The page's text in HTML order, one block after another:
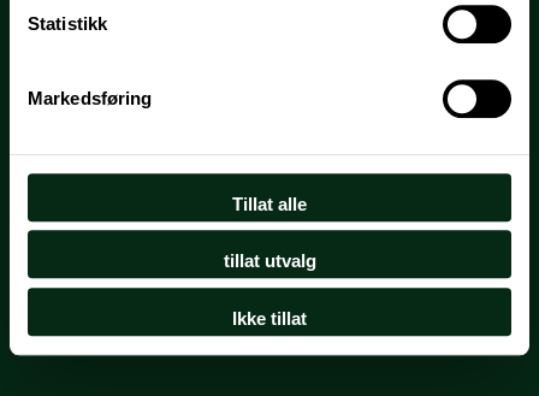
Statistikk
Markedsføring
Tillat alle
tillat utvalg
Ikke tillat